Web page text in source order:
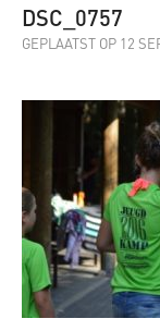
DSC_0757
GEPLAATST OP 12